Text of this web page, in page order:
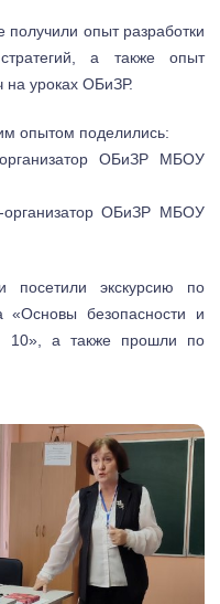
получили опыт разработки
а также опыт
на уроках ОБиЗР.
опытом поделились:
организатор ОБиЗР МБОУ
организатор ОБиЗР МБОУ
посетили экскурсию по
«Основы безопасности и
а также прошли по